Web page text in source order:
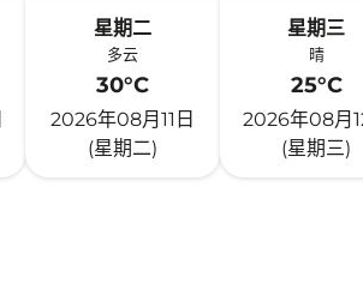
星期二
多云
30°C
2026年08月11日
(星期二)
星期三
晴
25°C
2026年08月
(星期三)